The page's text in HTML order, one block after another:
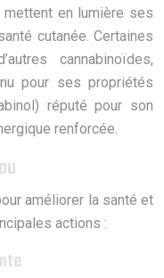
en lumière ses
cutanée. Certaines
cannabinoïdes,
pour ses propriétés
réputé pour son
renforcée.
améliorer la santé et
actions :